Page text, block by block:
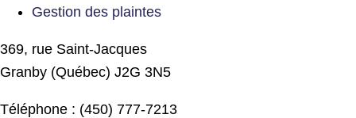
Gestion des plaintes
369, rue Saint-Jacques
Granby (Québec) J2G 3N5
Téléphone : (450) 777-7213